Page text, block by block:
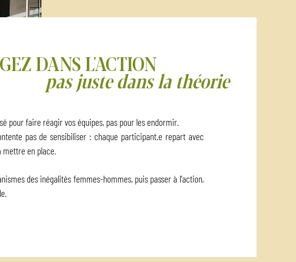
DANS
pas juste dans la théorie
pour faire réagir vos équipes, pas pour les endormir.
pas de sensibiliser : chaque participant.e repart avec
en place.
des inégalités femmes-hommes, puis passer à l'action,